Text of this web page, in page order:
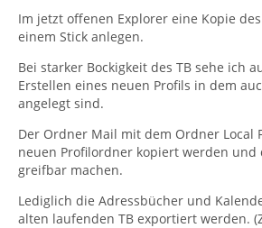
Im jetzt offenen Explorer eine Kopie
einem Stick anlegen.
Bei starker Bockigkeit des TB sehe ich
Erstellen eines neuen Profils in dem
angelegt sind.
Der Ordner Mail mit dem Ordner Local
neuen Profilordner kopiert werden und
greifbar machen.
Lediglich die Adressbücher und
alten laufenden TB exportiert werden.